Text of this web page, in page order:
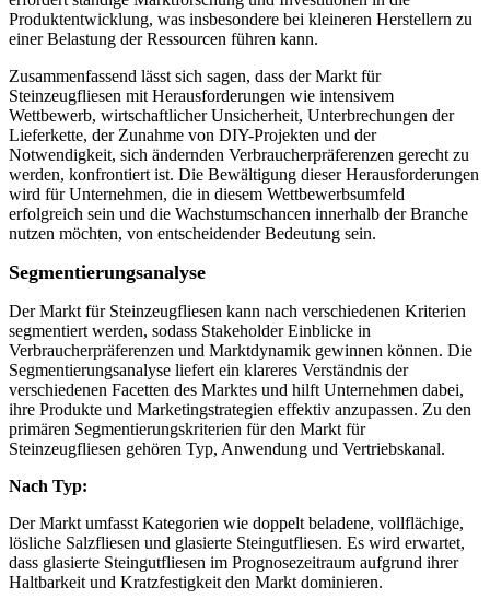
Produktentwicklung, was insbesondere bei kleineren Herstellern zu
einer Belastung der Ressourcen führen kann.
Zusammenfassend lässt sich sagen, dass der Markt für
Steinzeugfliesen mit Herausforderungen wie intensivem
Wettbewerb, wirtschaftlicher Unsicherheit, Unterbrechungen der
Lieferkette, der Zunahme von DIY-Projekten und der
Notwendigkeit, sich ändernden Verbraucherpräferenzen gerecht zu
werden, konfrontiert ist. Die Bewältigung dieser Herausforderungen
wird für Unternehmen, die in diesem Wettbewerbsumfeld
erfolgreich sein und die Wachstumschancen innerhalb der Branche
nutzen möchten, von entscheidender Bedeutung sein.
Segmentierungsanalyse
Der Markt für Steinzeugfliesen kann nach verschiedenen Kriterien
segmentiert werden, sodass Stakeholder Einblicke in
Verbraucherpräferenzen und Marktdynamik gewinnen können. Die
Segmentierungsanalyse liefert ein klareres Verständnis der
verschiedenen Facetten des Marktes und hilft Unternehmen dabei,
ihre Produkte und Marketingstrategien effektiv anzupassen. Zu den
primären Segmentierungskriterien für den Markt für
Steinzeugfliesen gehören Typ, Anwendung und Vertriebskanal.
Nach Typ:
Der Markt umfasst Kategorien wie doppelt beladene, vollflächige,
lösliche Salzfliesen und glasierte Steingutfliesen. Es wird erwartet,
dass glasierte Steingutfliesen im Prognosezeitraum aufgrund ihrer
Haltbarkeit und Kratzfestigkeit den Markt dominieren.